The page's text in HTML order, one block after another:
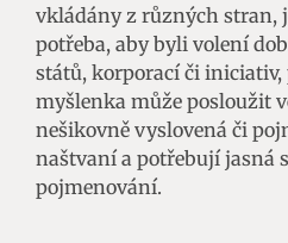
vkládány z různých stran,
potřeba, aby byli volení
států, korporací či iniciativ,
myšlenka může posloužit
nešikovně vyslovená či
naštvaní a potřebují jasná
pojmenování.